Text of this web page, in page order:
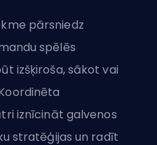
pārsniedz
spēlēs
izšķiroša, sākot vai
iznīcināt galvenos
stratēģijas un radīt